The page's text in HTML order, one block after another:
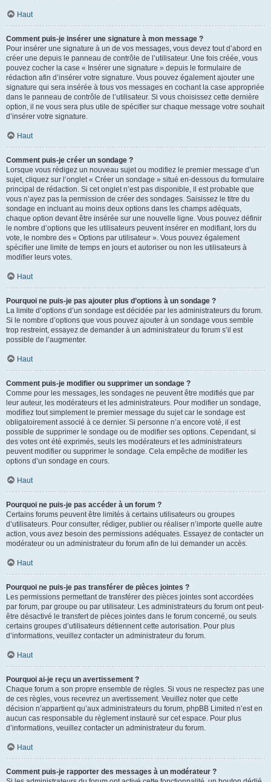
Haut
Comment puis-je insérer une signature à mon message ?
Pour insérer une signature à un de vos messages, vous devez tout d’abord en
créer une depuis le panneau de contrôle de l’utilisateur. Une fois créée, vous
pouvez cocher la case « Insérer une signature » depuis le formulaire de
rédaction afin d’insérer votre signature. Vous pouvez également ajouter une
signature qui sera insérée à tous vos messages en cochant la case appropriée
dans le panneau de contrôle de l’utilisateur. Si vous choisissez cette dernière
option, il ne vous sera plus utile de spécifier sur chaque message votre souhait
d’insérer votre signature.
Haut
Comment puis-je créer un sondage ?
Lorsque vous rédigez un nouveau sujet ou modifiez le premier message d’un
sujet, cliquez sur l’onglet « Créer un sondage » situé en-dessous du formulaire
principal de rédaction. Si cet onglet n’est pas disponible, il est probable que
vous n’ayez pas la permission de créer des sondages. Saisissez le titre du
sondage en incluant au moins deux options dans les champs adéquats,
chaque option devant être insérée sur une nouvelle ligne. Vous pouvez définir
le nombre d’options que les utilisateurs peuvent insérer en modifiant, lors du
vote, le nombre des « Options par utilisateur ». Vous pouvez également
spécifier une limite de temps en jours et autoriser ou non les utilisateurs à
modifier leurs votes.
Haut
Pourquoi ne puis-je pas ajouter plus d’options à un sondage ?
La limite d’options d’un sondage est décidée par les administrateurs du forum.
Si le nombre d’options que vous pouvez ajouter à un sondage vous semble
trop restreint, essayez de demander à un administrateur du forum s’il est
possible de l’augmenter.
Haut
Comment puis-je modifier ou supprimer un sondage ?
Comme pour les messages, les sondages ne peuvent être modifiés que par
leur auteur, les modérateurs et les administrateurs. Pour modifier un sondage,
modifiez tout simplement le premier message du sujet car le sondage est
obligatoirement associé à ce dernier. Si personne n’a encore voté, il est
possible de supprimer le sondage ou de modifier ses options. Cependant, si
des votes ont été exprimés, seuls les modérateurs et les administrateurs
peuvent modifier ou supprimer le sondage. Cela empêche de modifier les
options d’un sondage en cours.
Haut
Pourquoi ne puis-je pas accéder à un forum ?
Certains forums peuvent être limités à certains utilisateurs ou groupes
d’utilisateurs. Pour consulter, rédiger, publier ou réaliser n’importe quelle autre
action, vous avez besoin des permissions adéquates. Essayez de contacter un
modérateur ou un administrateur du forum afin de lui demander un accès.
Haut
Pourquoi ne puis-je pas transférer de pièces jointes ?
Les permissions permettant de transférer des pièces jointes sont accordées
par forum, par groupe ou par utilisateur. Les administrateurs du forum ont peut-
être désactivé le transfert de pièces jointes dans le forum concerné, ou seuls
certains groupes d’utilisateurs détiennent cette autorisation. Pour plus
d’informations, veuillez contacter un administrateur du forum.
Haut
Pourquoi ai-je reçu un avertissement ?
Chaque forum a son propre ensemble de règles. Si vous ne respectez pas une
de ces règles, vous recevrez un avertissement. Veuillez noter que cette
décision n’appartient qu’aux administrateurs du forum, phpBB Limited n’est en
aucun cas responsable du règlement instauré sur cet espace. Pour plus
d’informations, veuillez contacter un administrateur du forum.
Haut
Comment puis-je rapporter des messages à un modérateur ?